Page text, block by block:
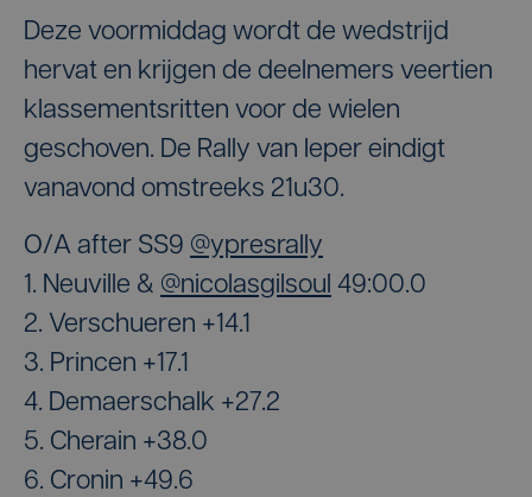
Deze voormiddag wordt de wedstrijd
hervat en krijgen de deelnemers veertien
klassementsritten voor de wielen
geschoven. De Rally van Ieper eindigt
vanavond omstreeks 21u30.
O/A after SS9 @ypresrally
1. Neuville & @nicolasgilsoul 49:00.0
2. Verschueren +14.1
3. Princen +17.1
4. Demaerschalk +27.2
5. Cherain +38.0
6. Cronin +49.6